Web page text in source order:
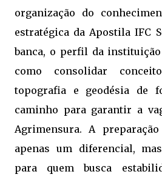
organização do
estratégica da Apostila IFC
banca, o perfil da
como consolidar
topografia e geodésia de
caminho para garantir a
Agrimensura. A
apenas um diferencial,
para quem busca